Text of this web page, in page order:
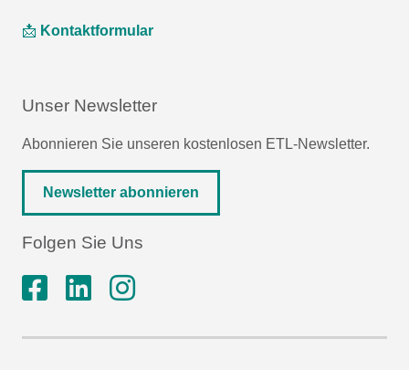
📩 Kontaktformular
Unser Newsletter
Abonnieren Sie unseren kostenlosen ETL-Newsletter.
Newsletter abonnieren
Folgen Sie Uns